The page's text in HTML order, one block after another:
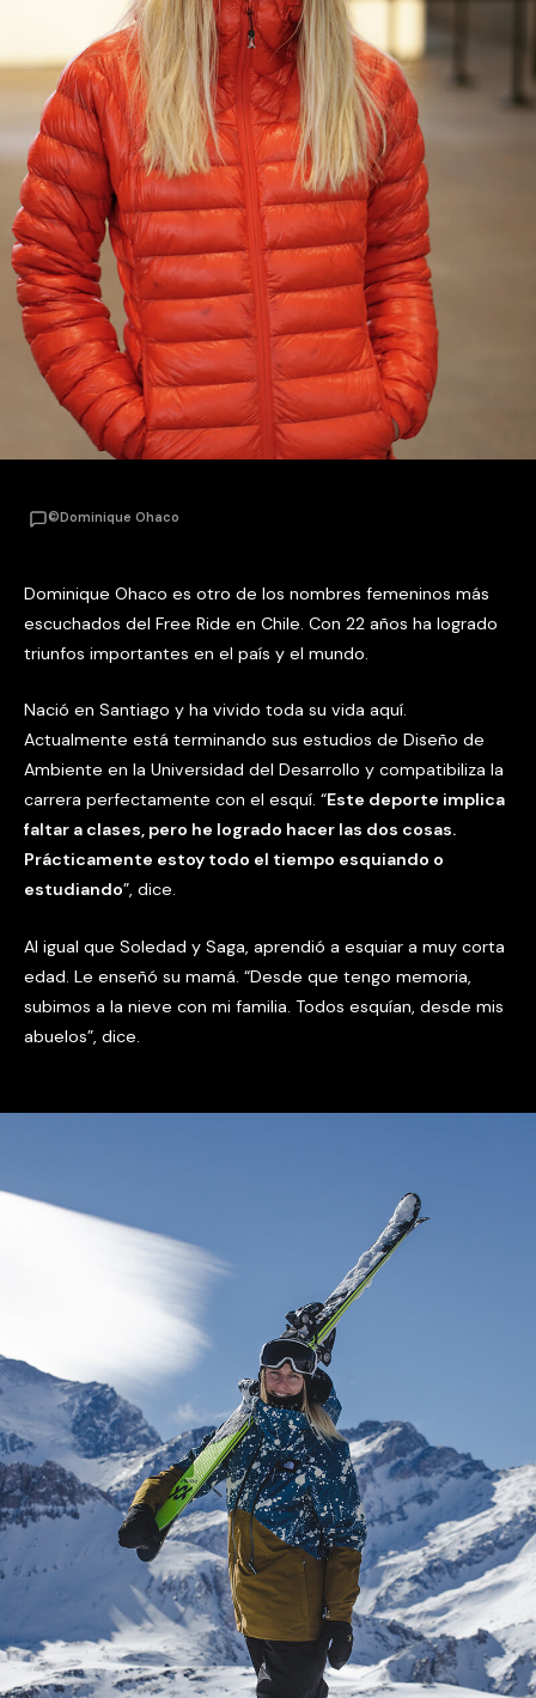
©Dominique Ohaco
Dominique Ohaco es otro de los nombres femeninos más
escuchados del Free Ride en Chile. Con 22 años ha logrado
triunfos importantes en el país y el mundo.
Nació en Santiago y ha vivido toda su vida aquí.
Actualmente está terminando sus estudios de Diseño de
Ambiente en la Universidad del Desarrollo y compatibiliza la
carrera perfectamente con el esquí. “Este deporte implica
faltar a clases, pero he logrado hacer las dos cosas.
Prácticamente estoy todo el tiempo esquiando o
estudiando”, dice.
Al igual que Soledad y Saga, aprendió a esquiar a muy corta
edad. Le enseñó su mamá. “Desde que tengo memoria,
subimos a la nieve con mi familia. Todos esquían, desde mis
abuelos”, dice.